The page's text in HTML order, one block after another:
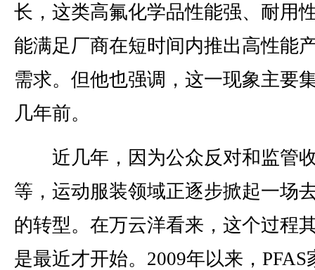
长，这类高氟化学品性能强、耐用
能满足厂商在短时间内推出高性能
需求。但他也强调，这一现象主要
几年前。
近几年，因为公众反对和监管
等，运动服装领域正逐步掀起一场
的转型。在万云洋看来，这个过程
是最近才开始。2009年以来，PFAS